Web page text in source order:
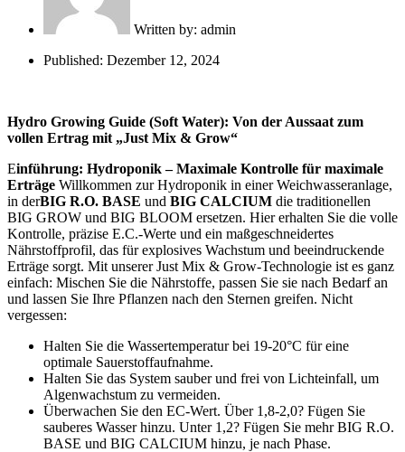
Written by: admin
Published: Dezember 12, 2024
Hydro Growing Guide (Soft Water): Von der Aussaat zum
vollen Ertrag mit „Just Mix & Grow“
Einführung: Hydroponik – Maximale Kontrolle für maximale
Erträge Willkommen zur Hydroponik in einer Weichwasseranlage,
in derBIG R.O. BASE und BIG CALCIUM die traditionellen
BIG GROW und BIG BLOOM ersetzen. Hier erhalten Sie die volle
Kontrolle, präzise E.C.-Werte und ein maßgeschneidertes
Nährstoffprofil, das für explosives Wachstum und beeindruckende
Erträge sorgt. Mit unserer Just Mix & Grow-Technologie ist es ganz
einfach: Mischen Sie die Nährstoffe, passen Sie sie nach Bedarf an
und lassen Sie Ihre Pflanzen nach den Sternen greifen. Nicht
vergessen:
Halten Sie die Wassertemperatur bei 19-20°C für eine
optimale Sauerstoffaufnahme.
Halten Sie das System sauber und frei von Lichteinfall, um
Algenwachstum zu vermeiden.
Überwachen Sie den EC-Wert. Über 1,8-2,0? Fügen Sie
sauberes Wasser hinzu. Unter 1,2? Fügen Sie mehr BIG R.O.
BASE und BIG CALCIUM hinzu, je nach Phase.